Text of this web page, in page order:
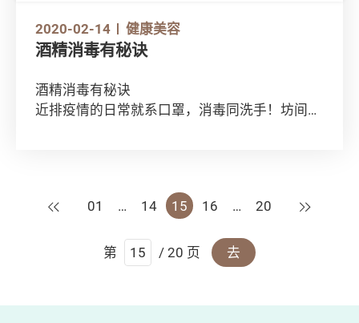
2020-02-14 健康美容
酒精消毒有秘诀
酒精消毒有秘诀
近排疫情的日常就系口罩，消毒同洗手！坊间有
上一页
01 … 14 15 16 … 20 下一页
第 / 20 页 去